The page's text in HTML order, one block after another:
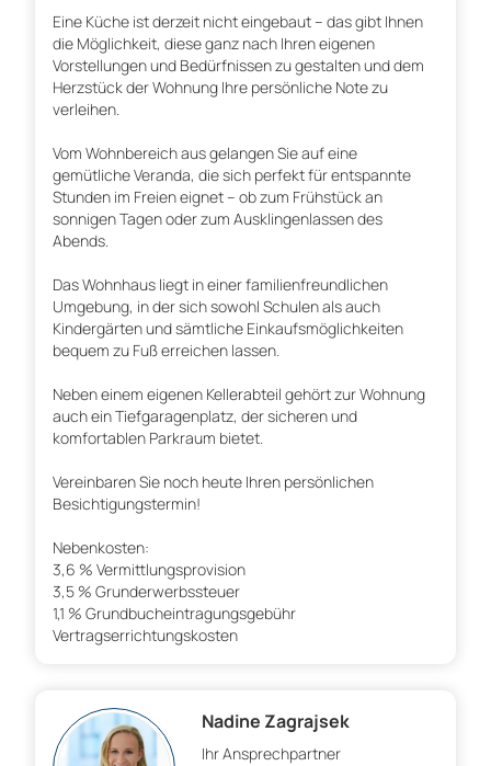
Eine Küche ist derzeit nicht eingebaut – das gibt Ihnen
die Möglichkeit, diese ganz nach Ihren eigenen
Vorstellungen und Bedürfnissen zu gestalten und dem
Herzstück der Wohnung Ihre persönliche Note zu
verleihen.
Vom Wohnbereich aus gelangen Sie auf eine
gemütliche Veranda, die sich perfekt für entspannte
Stunden im Freien eignet – ob zum Frühstück an
sonnigen Tagen oder zum Ausklingenlassen des
Abends.
Das Wohnhaus liegt in einer familienfreundlichen
Umgebung, in der sich sowohl Schulen als auch
Kindergärten und sämtliche Einkaufsmöglichkeiten
bequem zu Fuß erreichen lassen.
Neben einem eigenen Kellerabteil gehört zur Wohnung
auch ein Tiefgaragenplatz, der sicheren und
komfortablen Parkraum bietet.
Vereinbaren Sie noch heute Ihren persönlichen
Besichtigungstermin!
Nebenkosten:
3,6 % Vermittlungsprovision
3,5 % Grunderwerbssteuer
1,1 % Grundbucheintragungsgebühr
Vertragserrichtungskosten
Nadine Zagrajsek
Ihr Ansprechpartner